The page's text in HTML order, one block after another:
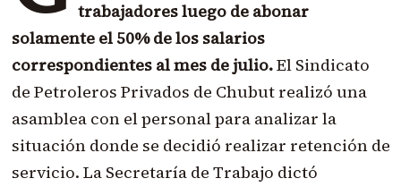
trabajadores luego de abonar
solamente el 50% de los salarios
correspondientes al mes de julio.El Sindicato
de Petroleros Privados de Chubut realizó una
asamblea con el personal para analizar la
situación donde se decidió realizar retención de
servicio. La Secretaría de Trabajo dictó